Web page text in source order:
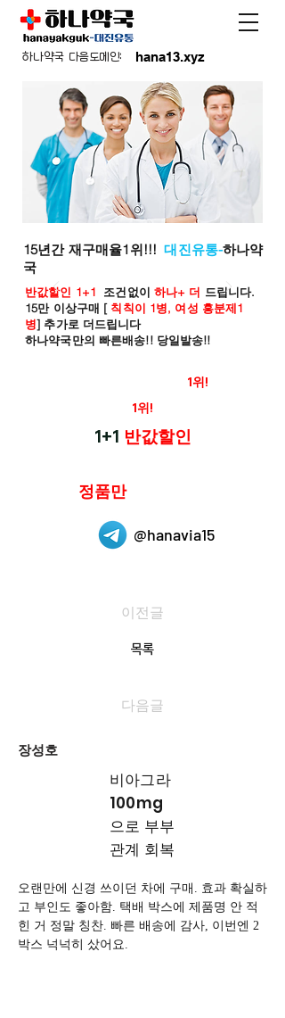
hana13.xyz
하나약국 다음도메인:
15년간 재구매율1위!!!대진유통-하나약
국
반값할인 1+1 조건없이 하나+ 더 드립니다.
15만 이상구매 [ 칙칙이 1병, 여성 흥분제1
병] 추가로 더드립니다
하나약국만의 빠른배송!! 당일발송!!
1위!
1위!
1+1 반값할인
정품만
@hanavia15
이전글
목록
다음글
장성호
비아그라
100mg
으로 부부
관계 회복
오랜만에 신경 쓰이던 차에 구매. 효과 확실하
고 부인도 좋아함. 택배 박스에 제품명 안 적
힌 거 정말 칭찬. 빠른 배송에 감사, 이번엔 2
박스 넉넉히 샀어요.